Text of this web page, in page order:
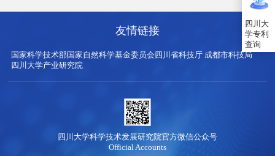
友情链接
国家科学技术部国家自然科学基金委员会四川省科技厅 成都市科技局
四川大学产业研究院
四川大学科学技术发展研究院官方微信公众号
Official Accounts
四川大
学专利
查询